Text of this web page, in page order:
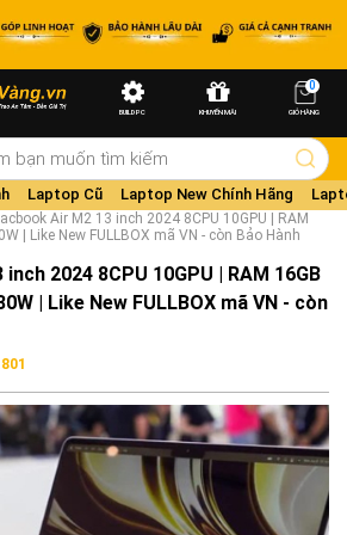
BUILD PC KHUYẾN MÃI
0
GIỎ HÀNG
Laptop Cũ Laptop New Chính Hãng
Air M2 13 inch 2024 8CPU 10GPU | RAM
| Like New FULLBOX mã VN - còn Bảo Hành
2024 8CPU 10GPU | RAM 16GB
| Like New FULLBOX mã VN - còn